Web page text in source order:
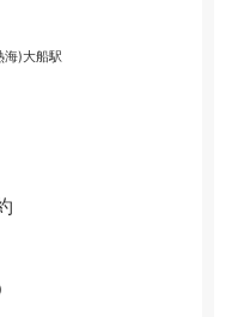
海)大船駅